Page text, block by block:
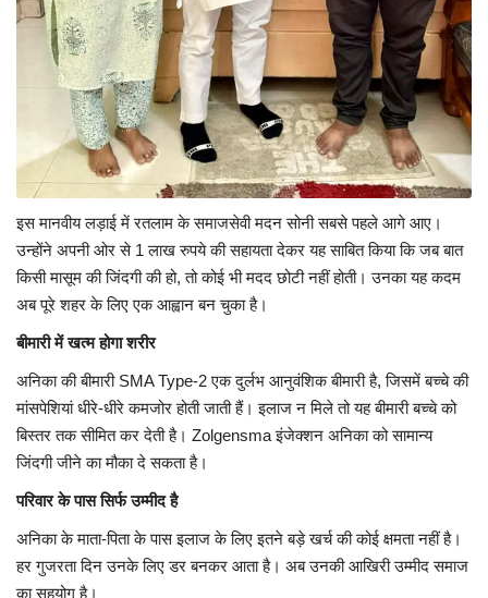
इस मानवीय लड़ाई में रतलाम के समाजसेवी मदन सोनी सबसे पहले आगे आए।
उन्होंने अपनी ओर से 1 लाख रुपये की सहायता देकर यह साबित किया कि जब बात
किसी मासूम की जिंदगी की हो, तो कोई भी मदद छोटी नहीं होती। उनका यह कदम
अब पूरे शहर के लिए एक आह्वान बन चुका है।
बीमारी में खत्म होगा शरीर
अनिका की बीमारी SMA Type-2 एक दुर्लभ आनुवंशिक बीमारी है, जिसमें बच्चे की
मांसपेशियां धीरे-धीरे कमजोर होती जाती हैं। इलाज न मिले तो यह बीमारी बच्चे को
बिस्तर तक सीमित कर देती है। Zolgensma इंजेक्शन अनिका को सामान्य
जिंदगी जीने का मौका दे सकता है।
परिवार के पास सिर्फ उम्मीद है
अनिका के माता-पिता के पास इलाज के लिए इतने बड़े खर्च की कोई क्षमता नहीं है।
हर गुजरता दिन उनके लिए डर बनकर आता है। अब उनकी आखिरी उम्मीद समाज
का सहयोग है।